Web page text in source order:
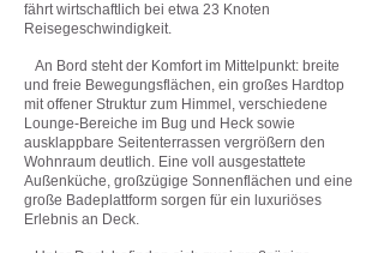
fährt wirtschaftlich bei etwa 23 Knoten
Reisegeschwindigkeit.
An Bord steht der Komfort im Mittelpunkt: breite
und freie Bewegungsflächen, ein großes Hardtop
mit offener Struktur zum Himmel, verschiedene
Lounge-Bereiche im Bug und Heck sowie
ausklappbare Seitenterrassen vergrößern den
Wohnraum deutlich. Eine voll ausgestattete
Außenküche, großzügige Sonnenflächen und eine
große Badeplattform sorgen für ein luxuriöses
Erlebnis an Deck.